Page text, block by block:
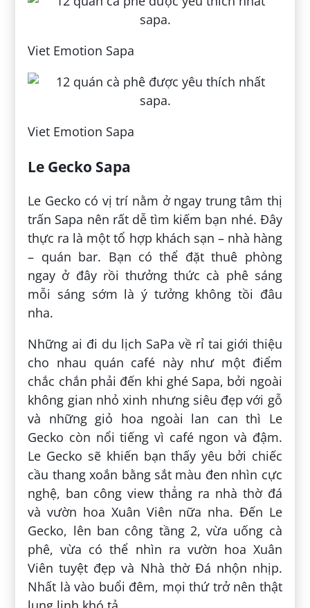
Viet Emotion Sapa
Viet Emotion Sapa
Le Gecko Sapa
Le Gecko có vị trí nằm ở ngay trung tâm thị
trấn Sapa nên rất dễ tìm kiếm bạn nhé. Đây
thực ra là một tổ hợp khách sạn – nhà hàng
– quán bar. Bạn có thể đặt thuê phòng
ngay ở đây rồi thưởng thức cà phê sáng
mỗi sáng sớm là ý tưởng không tồi đâu
nha.
Những ai đi du lịch SaPa về rỉ tai giới thiệu
cho nhau quán café này như một điểm
chắc chắn phải đến khi ghé Sapa, bởi ngoài
không gian nhỏ xinh nhưng siêu đẹp với gỗ
và những giỏ hoa ngoài lan can thì Le
Gecko còn nổi tiếng vì café ngon và đậm.
Le Gecko sẽ khiến bạn thấy yêu bởi chiếc
cầu thang xoắn bằng sắt màu đen nhìn cực
nghệ, ban công view thẳng ra nhà thờ đá
và vườn hoa Xuân Viên nữa nha. Đến Le
Gecko, lên ban công tầng 2, vừa uống cà
phê, vừa có thể nhìn ra vườn hoa Xuân
Viên tuyệt đẹp và Nhà thờ Đá nhộn nhịp.
Nhất là vào buổi đêm, mọi thứ trở nên thật